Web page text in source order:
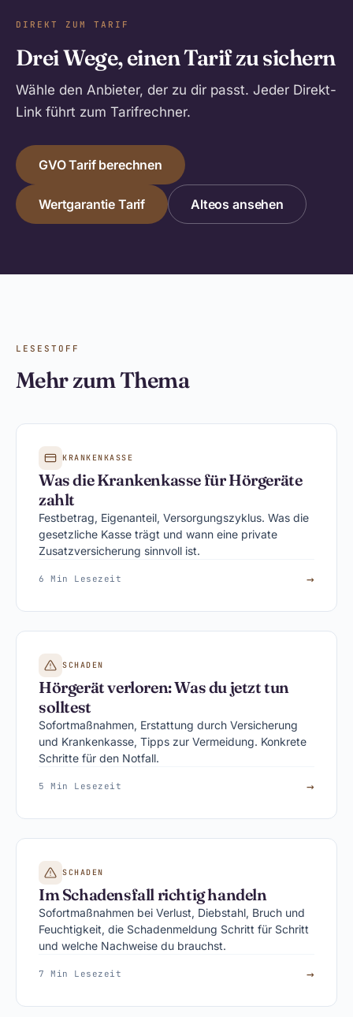
DIREKT ZUM TARIF
Drei Wege, einen Tarif zu sichern
Wähle den Anbieter, der zu dir passt. Jeder Direkt-
Link führt zum Tarifrechner.
GVO Tarif berechnen
Wertgarantie Tarif Alteos ansehen
LESESTOFF
Mehr zum Thema
KRANKENKASSE
Was die Krankenkasse für Hörgeräte
zahlt
Festbetrag, Eigenanteil, Versorgungszyklus. Was die
gesetzliche Kasse trägt und wann eine private
Zusatzversicherung sinnvoll ist.
6 Min Lesezeit →
SCHADEN
Hörgerät verloren: Was du jetzt tun
solltest
Sofortmaßnahmen, Erstattung durch Versicherung
und Krankenkasse, Tipps zur Vermeidung. Konkrete
Schritte für den Notfall.
5 Min Lesezeit →
SCHADEN
Im Schadensfall richtig handeln
Sofortmaßnahmen bei Verlust, Diebstahl, Bruch und
Feuchtigkeit, die Schadenmeldung Schritt für Schritt
und welche Nachweise du brauchst.
7 Min Lesezeit →